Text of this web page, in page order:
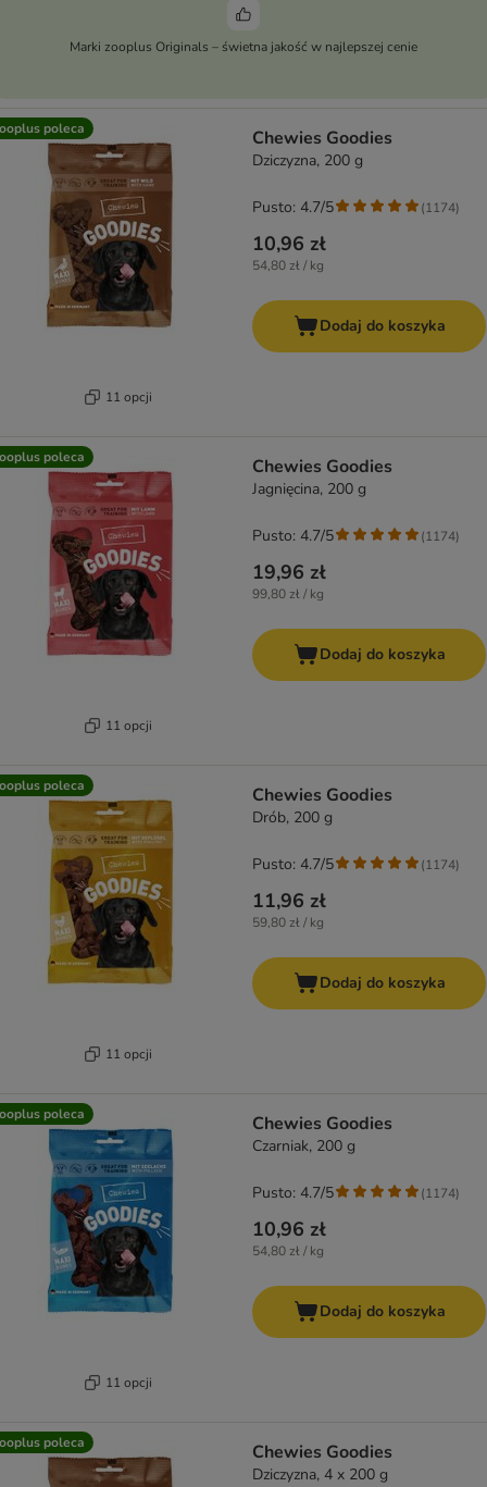
Marki zooplus Originals – świetna jakość w najlepszej cenie
poleca
11 opcji
Chewies Goodies
Dziczyzna, 200 g
10,96 zł
54,80 zł / kg
Pusto: 4.7/5 (1174)
Dodaj do koszyka
poleca
11 opcji
Chewies Goodies
Jagnięcina, 200 g
19,96 zł
99,80 zł / kg
Pusto: 4.7/5 (1174)
Dodaj do koszyka
poleca
11 opcji
Chewies Goodies
Drób, 200 g
11,96 zł
59,80 zł / kg
Pusto: 4.7/5 (1174)
Dodaj do koszyka
poleca
11 opcji
Chewies Goodies
Czarniak, 200 g
10,96 zł
54,80 zł / kg
Pusto: 4.7/5 (1174)
Dodaj do koszyka
poleca Chewies Goodies
Dziczyzna, 4 x 200 g